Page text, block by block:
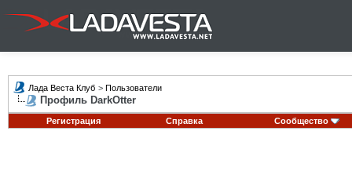
Лада Веста Клуб > Пользователи
Профиль DarkOtter
Регистрация Справка Сообщество